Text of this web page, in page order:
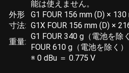
能は使えません。
外形
寸法:
G1 FOUR 156 mm (D) ×
G1X FOUR 156 mm (D) ×
重量:
G1 FOUR 340 g（電池を除
FOUR 610 g（電池を除く）
※ 0 dBu ＝ 0.775 V